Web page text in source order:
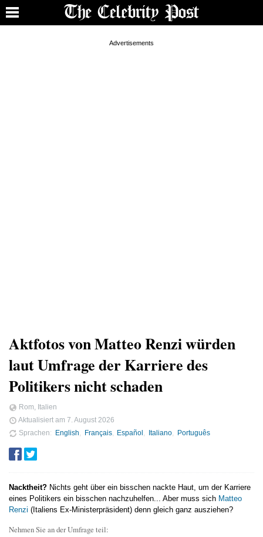
Aktfotos von Matteo Renzi würden
laut Umfrage der Karriere des
Politikers nicht schaden
Rom, Italien
Aktualisiert am 7. August 2026
Sprachen
English Français Español Italiano Português
Nacktheit? Nichts geht über ein bisschen nackte Haut, um der Karriere
eines Politikers ein bisschen nachzuhelfen... Aber muss sich Matteo
Renzi (Italiens Ex-Ministerpräsident) denn gleich ganz ausziehen?
Nehmen Sie an der Umfrage teil: